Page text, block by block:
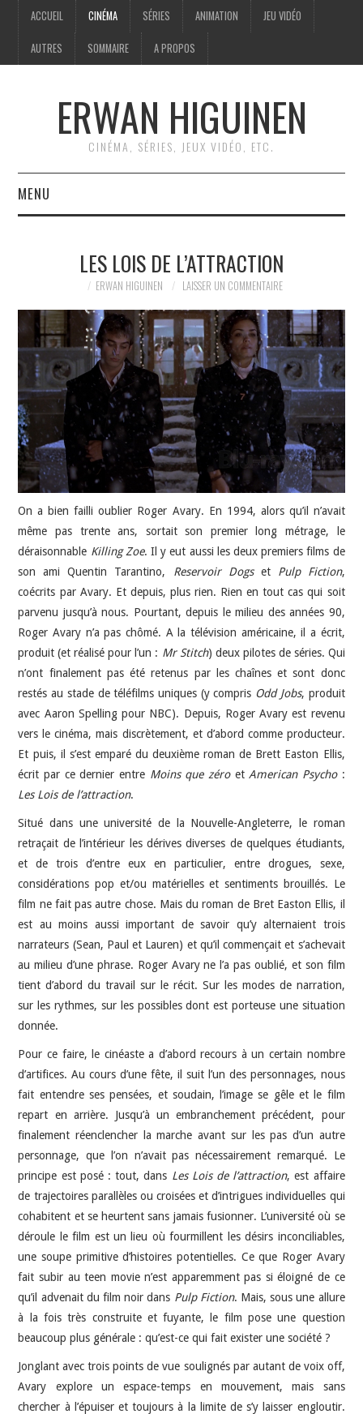
ACCUEIL CINÉMA SÉRIES ANIMATION JEU VIDÉO
AUTRES SOMMAIRE A PROPOS
ERWAN HIGUINEN
CINÉMA, SÉRIES, JEUX VIDÉO, ETC.
MENU
SÉRIES
ANIMATION
JEU VIDÉO
AUTRES
SOMMAIRE
A PROPOS
LES LOIS DE L’ATTRACTION
ERWAN HIGUINEN LAISSER UN COMMENTAIRE
On a bien failli oublier Roger Avary. En 1994, alors qu’il n’avait
même pas trente ans, sortait son premier long métrage, le
déraisonnable Killing Zoe. Il y eut aussi les deux premiers films de
son ami Quentin Tarantino, Reservoir Dogset Pulp Fiction,
coécrits par Avary. Et depuis, plus rien. Rien en tout cas qui soit
parvenu jusqu’à nous. Pourtant, depuis le milieu des années 90,
Roger Avary n’a pas chômé. A la télévision américaine, il a écrit,
produit (et réalisé pour l’un : Mr Stitch) deux pilotes de séries. Qui
n’ont finalement pas été retenus par les chaînes et sont donc
restés au stade de téléfilms uniques (y compris Odd Jobs, produit
avec Aaron Spelling pour NBC). Depuis, Roger Avary est revenu
vers le cinéma, mais discrètement, et d’abord comme producteur.
Et puis, il s’est emparé du deuxième roman de Brett Easton Ellis,
écrit par ce dernier entre Moins que zéroetAmerican Psycho:
Les Lois de l’attraction.
Situé dans une université de la Nouvelle-Angleterre, le roman
retraçait de l’intérieur les dérives diverses de quelques étudiants,
et de trois d’entre eux en particulier, entre drogues, sexe,
considérations pop et/ou matérielles et sentiments brouillés. Le
film ne fait pas autre chose. Mais du roman de Bret Easton Ellis, il
est au moins aussi important de savoir qu’y alternaient trois
narrateurs (Sean, Paul et Lauren) et qu’il commençait et s’achevait
au milieu d’une phrase. Roger Avary ne l’a pas oublié, et son film
tient d’abord du travail sur le récit. Sur les modes de narration,
sur les rythmes, sur les possibles dont est porteuse une situation
donnée.
Pour ce faire, le cinéaste a d’abord recours à un certain nombre
d’artifices. Au cours d’une fête, il suit l’un des personnages, nous
fait entendre ses pensées, et soudain, l’image se gêle et le film
repart en arrière. Jusqu’à un embranchement précédent, pour
finalement réenclencher la marche avant sur les pas d’un autre
personnage, que l’on n’avait pas nécessairement remarqué. Le
principe est posé : tout, dans Les Lois de l’attraction, est affaire
de trajectoires parallèles ou croisées et d’intrigues individuelles qui
cohabitent et se heurtent sans jamais fusionner. L’université où se
déroule le film est un lieu où fourmillent les désirs inconciliables,
une soupe primitive d’histoires potentielles. Ce que Roger Avary
fait subir au teen movie n’est apparemment pas si éloigné de ce
qu’il advenait du film noir dans Pulp Fiction. Mais, sous une allure
à la fois très construite et fuyante, le film pose une question
beaucoup plus générale : qu’est-ce qui fait exister une société ?
Jonglant avec trois points de vue soulignés par autant de voix off,
Avary explore un espace-temps en mouvement, mais sans
chercher à l’épuiser et toujours à la limite de s’y laisser engloutir.